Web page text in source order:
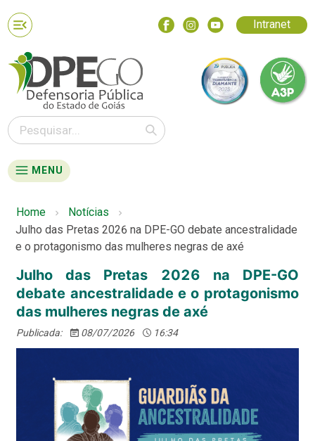
Intranet
MENU
Home
Notícias
Julho das Pretas 2026 na DPE-GO debate ancestralidade
e o protagonismo das mulheres negras de axé
Julho das Pretas 2026 na DPE-GO
debate ancestralidade e o protagonismo
das mulheres negras de axé
Publicada: 08/07/2026 16:34